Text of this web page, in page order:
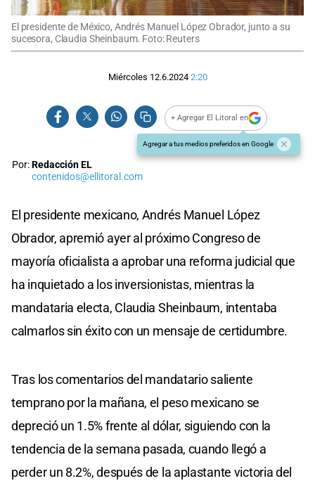
El presidente de México, Andrés Manuel López Obrador, junto a su
sucesora, Claudia Sheinbaum. Foto: Reuters
Miércoles 12.6.2024 2:20
+ Agregar El Litoral en
Agregar a tus medios preferidos en Google
Por:Redacción EL
contenidos@ellitoral.com
El presidente mexicano, Andrés Manuel López
Obrador, apremió ayer al próximo Congreso de
mayoría oficialista a aprobar una reforma judicial que
ha inquietado a los inversionistas, mientras la
mandataria electa, Claudia Sheinbaum, intentaba
calmarlos sin éxito con un mensaje de certidumbre.
Tras los comentarios del mandatario saliente
temprano por la mañana, el peso mexicano se
depreció un 1.5% frente al dólar, siguiendo con la
tendencia de la semana pasada, cuando llegó a
perder un 8.2%, después de la aplastante victoria del